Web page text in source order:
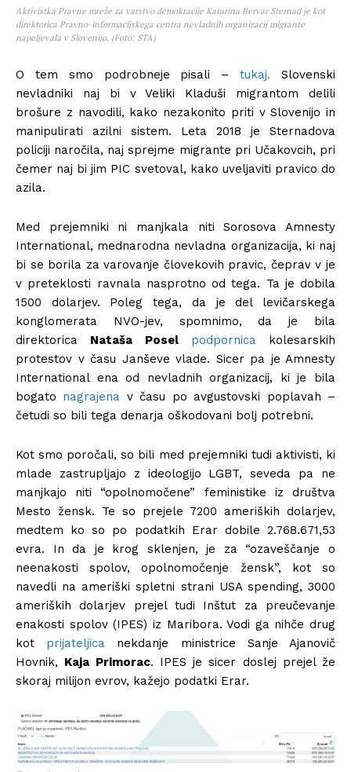
Aktivistka Pravne mreže za varstvo demokracije Katarina Bervar Sternad je kot
direktorica Pravno-informacijskega centra nevladnih organizacij migrante
napeljevala v Slovenijo. (Foto: STA)
O tem smo podrobneje pisali –tukaj. Slovenski
nevladniki naj bi v Veliki Kladuši migrantom delili
brošure z navodili, kako nezakonito priti v Slovenijo in
manipulirati azilni sistem. Leta 2018 je Sternadova
policiji naročila, naj sprejme migrante pri Učakovcih, pri
čemer naj bi jim PIC svetoval, kako uveljaviti pravico do
azila.
Med prejemniki ni manjkala niti Sorosova Amnesty
International, mednarodna nevladna organizacija, ki naj
bi se borila za varovanje človekovih pravic, čeprav v je
v preteklosti ravnala nasprotno od tega. Ta je dobila
1500 dolarjev. Poleg tega, da je del levičarskega
konglomerata NVO-jev, spomnimo, da je bila
direktorica Nataša Posel podpornica kolesarskih
protestov v času Janševe vlade. Sicer pa je Amnesty
International ena od nevladnih organizacij, ki je bila
bogato nagrajena v času po avgustovski poplavah –
četudi so bili tega denarja oškodovani bolj potrebni.
Kot smo poročali, so bili med prejemniki tudi aktivisti, ki
mlade zastrupljajo z ideologijo LGBT, seveda pa ne
manjkajo niti “opolnomočene” feministike iz društva
Mesto žensk. Te so prejele 7200 ameriških dolarjev,
medtem ko so po podatkih Erar dobile 2.768.671,53
evra. In da je krog sklenjen, je za “ozaveščanje o
neenakosti spolov, opolnomočenje žensk”, kot so
navedli na ameriški spletni strani USA spending, 3000
ameriških dolarjev prejel tudi Inštut za preučevanje
enakosti spolov (IPES) iz Maribora. Vodi ga nihče drug
kot prijateljica nekdanje ministrice Sanje Ajanovič
Hovnik, Kaja Primorac. IPES je sicer doslej prejel že
skoraj milijon evrov, kažejo podatki Erar.